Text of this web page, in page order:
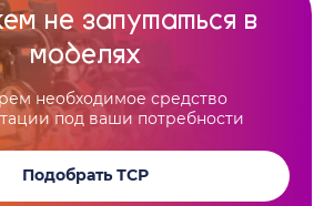
не запутаться в
моделях
необходимое средство
под ваши потребности
Подобрать ТСР